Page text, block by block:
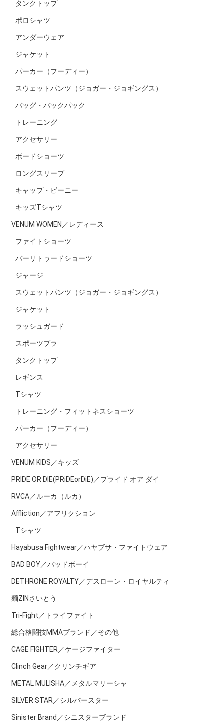
タンクトップ
ポロシャツ
アンダーウェア
ジャケット
パーカー（フーディー）
スウェットパンツ（ジョガー・ジョギングス）
バッグ・バックパック
トレーニング
アクセサリー
ボードショーツ
ロングスリーブ
キャップ・ビーニー
キッズTシャツ
VENUM WOMEN／レディース
ファイトショーツ
バーリトゥードショーツ
ジャージ
スウェットパンツ（ジョガー・ジョギングス）
ジャケット
ラッシュガード
スポーツブラ
タンクトップ
レギンス
Tシャツ
トレーニング・フィットネスショーツ
パーカー（フーディー）
アクセサリー
VENUM KIDS／キッズ
PRIDE OR DIE(PRiDEorDiE)／プライド オア ダイ
RVCA／ルーカ（ルカ）
Affliction／アフリクション
Tシャツ
Hayabusa Fightwear／ハヤブサ・ファイトウェア
BAD BOY／バッドボーイ
DETHRONE ROYALTY／デスローン・ロイヤルティ
麺ZINさいとう
Tri-Fight／トライファイト
総合格闘技MMAブランド／その他
CAGE FIGHTER／ケージファイター
Clinch Gear／クリンチギア
METAL MULISHA／メタルマリーシャ
SILVER STAR／シルバースター
Sinister Brand／シニスターブランド